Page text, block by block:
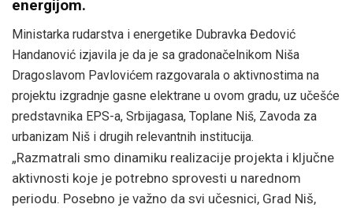
energijom.
Ministarka rudarstva i energetike Dubravka Đedović
Handanović izjavila je da je sa gradonačelnikom Niša
Dragoslavom Pavlovićem razgovarala o aktivnostima na
projektu izgradnje gasne elektrane u ovom gradu, uz učešće
predstavnika EPS-a, Srbijagasa, Toplane Niš, Zavoda za
urbanizam Niš i drugih relevantnih institucija.
„Razmatrali smo dinamiku realizacije projekta i ključne
aktivnosti koje je potrebno sprovesti u narednom
periodu. Posebno je važno da svi učesnici, Grad Niš,